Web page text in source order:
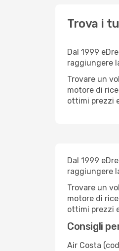
Trova i
Dal 1999
raggiungere
Trovare un
motore di
ottimi prezzi
Dal 1999
raggiungere
Trovare un
motore di
ottimi prezzi
Consigli
Air Costa